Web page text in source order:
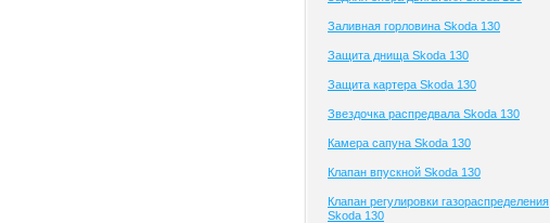
Заливная горловина Skoda 130
Защита днища Skoda 130
Защита картера Skoda 130
Звездочка распредвала Skoda 130
Камера сапуна Skoda 130
Клапан впускной Skoda 130
Клапан регулировки газораспределения
Skoda 130